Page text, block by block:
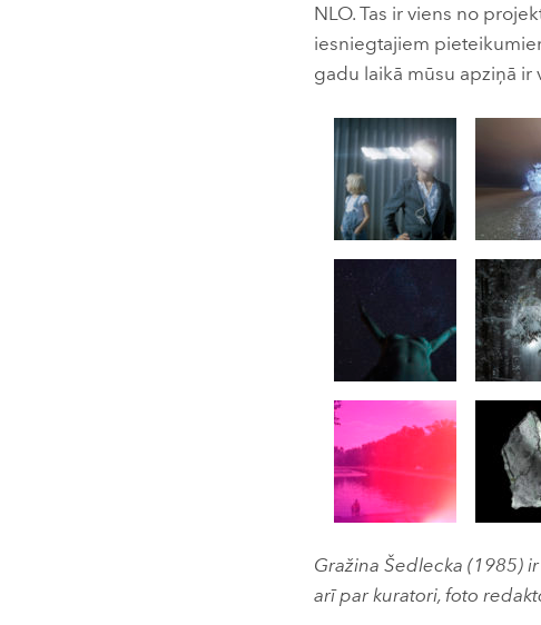
NLO. Tas ir viens no
iesniegtajiem
gadu laikā mūsu apziņā ir
Gražina Šedlecka (1985)
arī par kuratori, foto